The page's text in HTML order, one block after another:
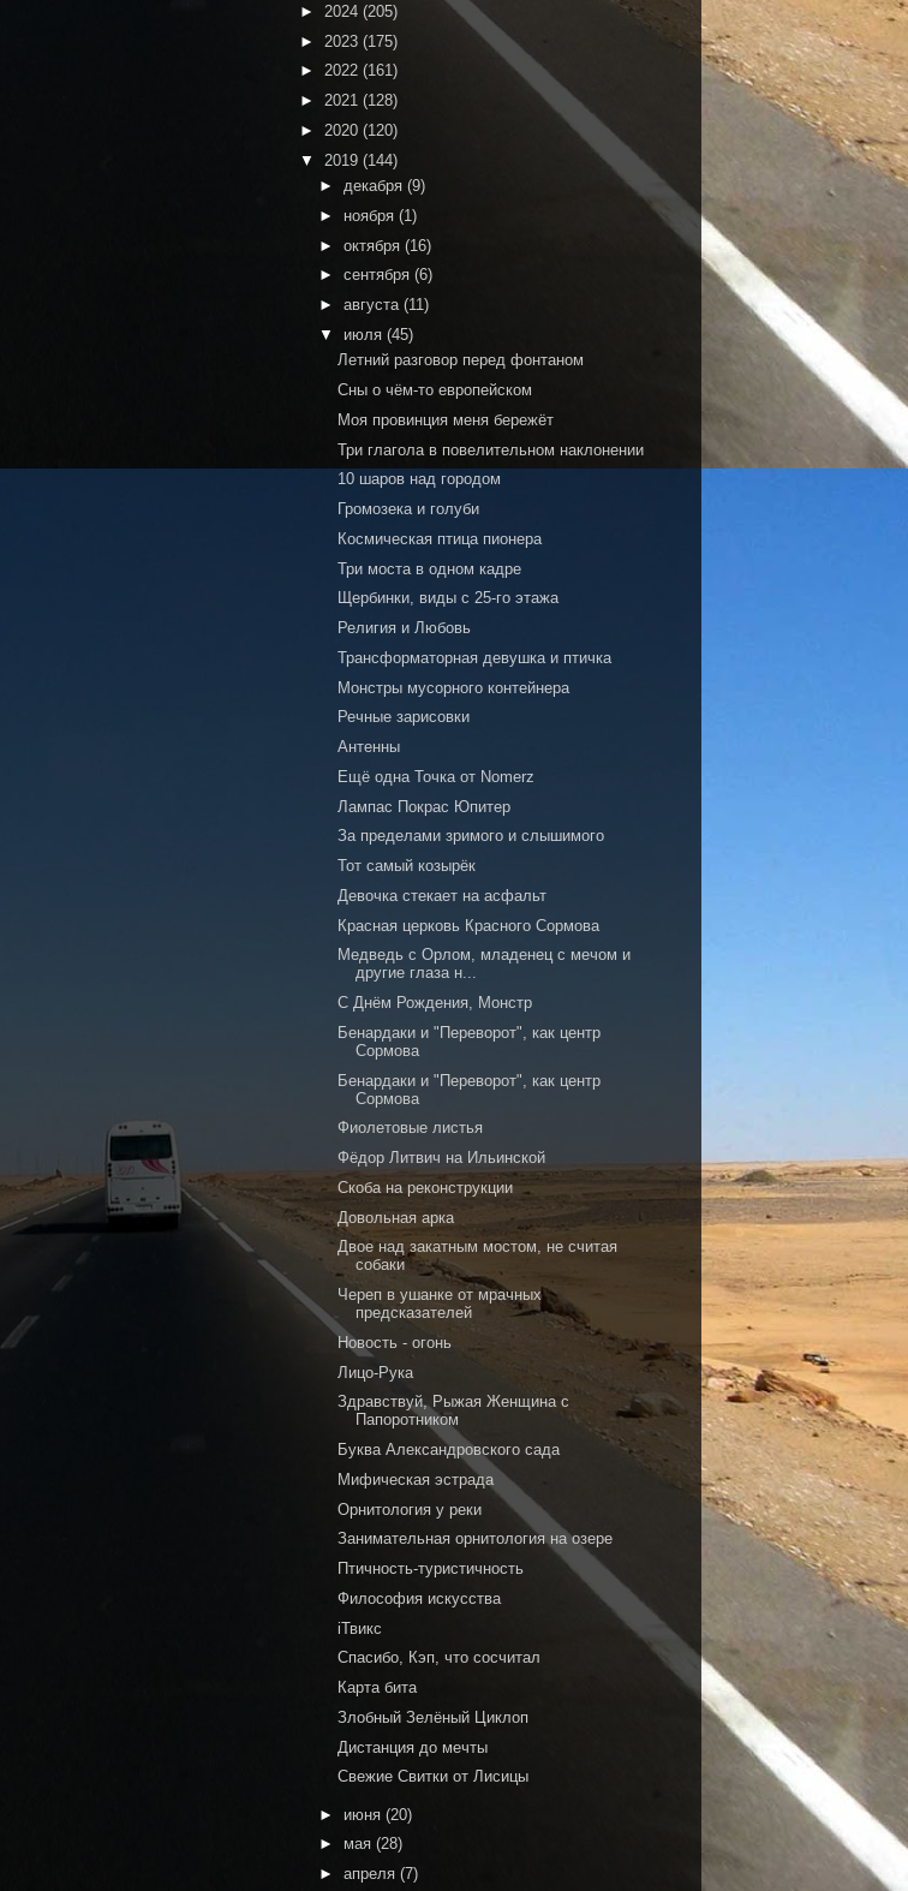
► 2024 (205)
► 2023 (175)
► 2022 (161)
► 2021 (128)
► 2020 (120)
▼ 2019 (144)
► декабря (9)
► ноября (1)
► октября (16)
► сентября (6)
► августа (11)
▼ июля (45)
Летний разговор перед фонтаном
Сны о чём-то европейском
Моя провинция меня бережёт
Три глагола в повелительном наклонении
10 шаров над городом
Громозека и голуби
Космическая птица пионера
Три моста в одном кадре
Щербинки, виды с 25-го этажа
Религия и Любовь
Трансформаторная девушка и птичка
Монстры мусорного контейнера
Речные зарисовки
Антенны
Ещё одна Точка от Nomerz
Лампас Покрас Юпитер
За пределами зримого и слышимого
Тот самый козырёк
Девочка стекает на асфальт
Красная церковь Красного Сормова
Медведь с Орлом, младенец с мечом и
другие глаза н...
С Днём Рождения, Монстр
Бенардаки и "Переворот", как центр
Сормова
Бенардаки и "Переворот", как центр
Сормова
Фиолетовые листья
Фёдор Литвич на Ильинской
Скоба на реконструкции
Довольная арка
Двое над закатным мостом, не считая
собаки
Череп в ушанке от мрачных
предсказателей
Новость - огонь
Лицо-Рука
Здравствуй, Рыжая Женщина с
Папоротником
Буква Александровского сада
Мифическая эстрада
Орнитология у реки
Занимательная орнитология на озере
Птичность-туристичность
Философия искусства
iТвикс
Спасибо, Кэп, что сосчитал
Карта бита
Злобный Зелёный Циклоп
Дистанция до мечты
Свежие Свитки от Лисицы
► июня (20)
► мая (28)
► апреля (7)